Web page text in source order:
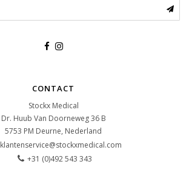
CONTACT
Stockx Medical
Dr. Huub Van Doorneweg 36 B
5753 PM Deurne, Nederland
klantenservice@stockxmedical.com
+31 (0)492 543 343